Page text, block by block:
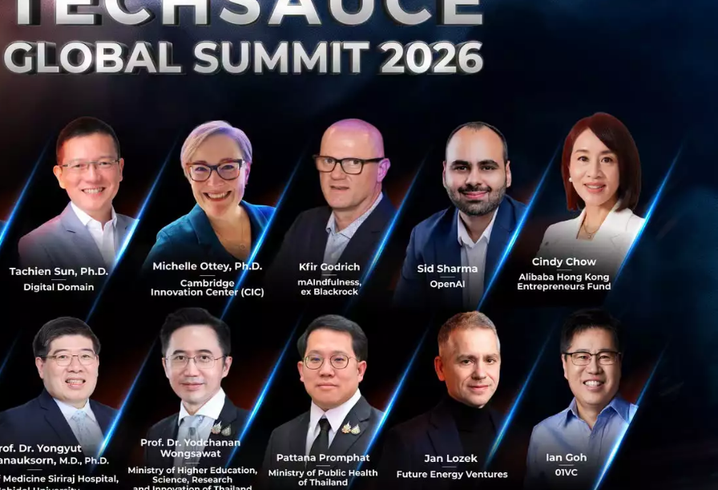
งานได้จริงทั่วพื้นที่สยามสแควร์ โดยได้รับเกียรติจากรัฐมนตรีว่าการกระทรวง
ละสังคม นายพุทธิพงษ์ ปุณณกันต์และเลขาธิการคณะกรรมการกิจการกระจาย
และกิจการโทรคมนาคมแห่งชาติ (กสทช.) นายฐากร ตัณฑสิทธิ์ พร้อมด้วยนาย
ธานกรรมการ บมจ. ทรู คอร์ปอเรชั่น ร่วมเปิดงาน “True 5G World @Siam
างการ พร้อมด้วยผู้บริหารกลุ่มทรู และพันธมิตรทุกภาคส่วนร่วมงานอย่างคับคั่ง ณ
ด้เข้าร่วมสัมผัสประสบการณ์ 5G Hologram 3 มิติ คมชัดเสมือนจริง และครั้งแรก
Concert” ของนนท์ ธนนท์ และต้น ธนษิต ที่จัดเต็มในรูปแบบ Multi-Stage
ด้วย 5G แบบไร้รอยต่อที่เดียวและที่แรกในไทย พร้อมเยี่ยมชมโลก 5G ในมิติ
ที่สยามสแควร์อีกด้วย